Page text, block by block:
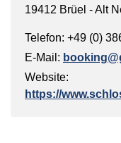
19412 Brüel - Alt
Telefon: +49 (0)
E-Mail:
Website:
https://